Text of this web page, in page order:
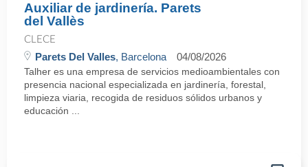
Auxiliar de jardinería. Parets
del Vallès
CLECE
Parets Del Valles, Barcelona 04/08/2026
Talher es una empresa de servicios medioambientales con
presencia nacional especializada en jardinería, forestal,
limpieza viaria, recogida de residuos sólidos urbanos y
educación ...